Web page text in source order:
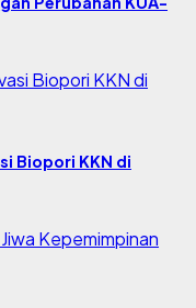
Biopori KKN di